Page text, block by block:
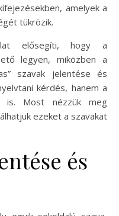
amelyek a
tükrözik.
elősegíti, hogy a
legyen, miközben a
szavak jelentése és
kérdés, hanem a
is. Most nézzük meg
ezeket a szavakat
és